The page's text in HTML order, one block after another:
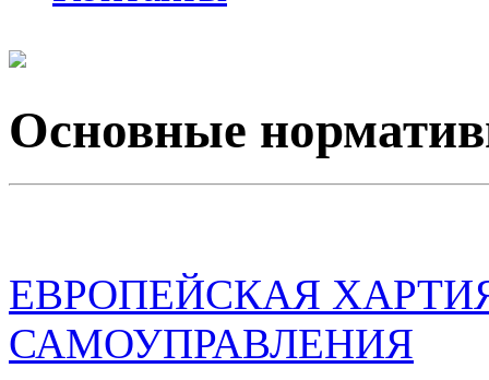
Основные
ЕВРОПЕЙСКАЯ
САМОУПРАВЛЕНИЯ